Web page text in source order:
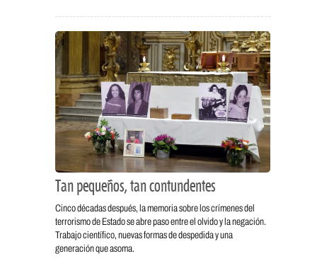
Tan pequeños, tan contundentes
Cinco décadas después, la memoria sobre los crímenes del
terrorismo de Estado se abre paso entre el olvido y la negación.
Trabajo científico, nuevas formas de despedida y una
generación que asoma.